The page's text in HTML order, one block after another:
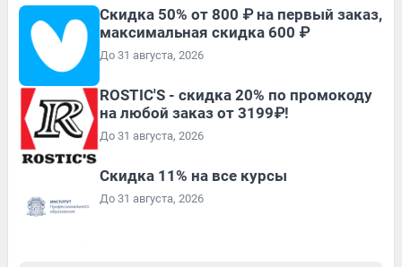
Скидка 50% от 800 ₽ на первый заказ,
максимальная скидка 600 ₽
До 31 августа, 2026
ROSTIC'S - скидка 20% по промокоду
на любой заказ от 3199₽!
До 31 августа, 2026
Скидка 11% на все курсы
До 31 августа, 2026